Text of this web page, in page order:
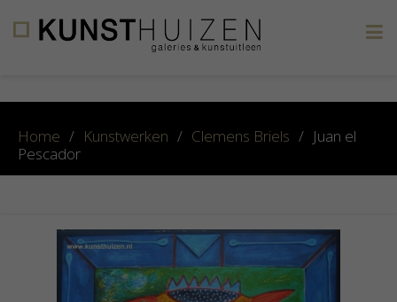
Home / Kunstwerken / Clemens Briels / Juan el
Pescador